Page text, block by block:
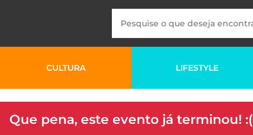
CULTURA LIFESTYLE
Que pena, este evento já terminou! :(